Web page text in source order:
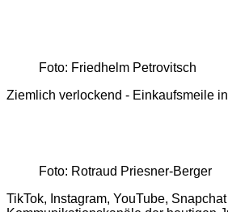
Foto: Friedhelm Petrovitsch
Ziemlich verlockend - Einkaufsmeile
Foto: Rotraud Priesner-Berger
TikTok, Instagram, YouTube,